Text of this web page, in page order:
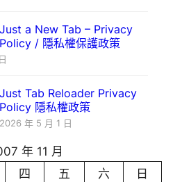
Just a New Tab – Privacy
Policy / 隱私權保護政策
Just Tab Reloader Privacy
Policy 隱私權政策
2026 年 5 月 1 日
年 11 月
四 五 六
日